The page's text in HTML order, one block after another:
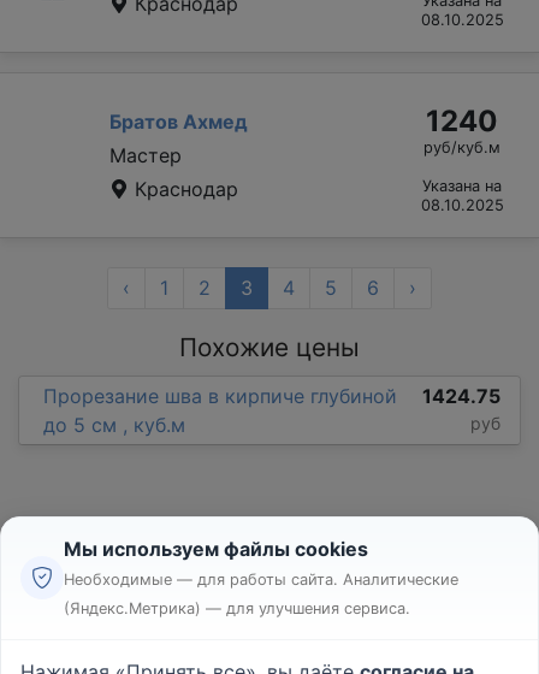
08.10.2025
Братов Ахмед
Мастер
Краснодар
1240
руб/куб.м
Указана на
08.10.2025
‹ 1 2 3 4 5 6 ›
Похожие цены
Прорезание шва в кирпиче глубиной
до 5 см , куб.м
1424.75
руб
Реклама
Мы используем файлы cookies
Необходимые — для работы сайта. Аналитические
(Яндекс.Метрика) — для улучшения сервиса.